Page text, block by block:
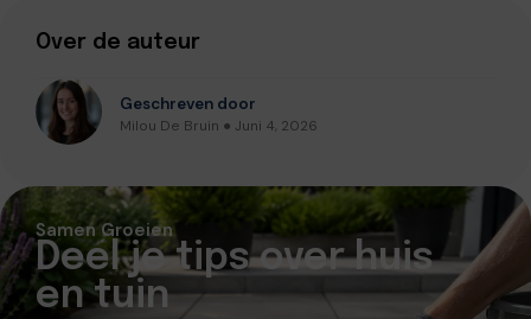
Over de auteur
Geschreven door
Milou De Bruin ● Juni 4, 2026
Samen Groeien
Deel je tips over huis
en tuin